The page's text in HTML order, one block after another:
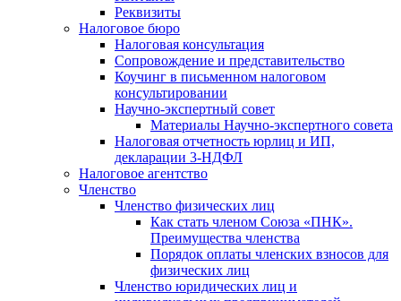
Реквизиты
Налоговое бюро
Налоговая консультация
Cопровождение и представительство
Коучинг в письменном налоговом
консультировании
Научно-экспертный совет
Материалы Научно-экспертного совета
Налоговая отчетность юрлиц и ИП,
декларации 3-НДФЛ
Налоговое агентство
Членство
Членство физических лиц
Как стать членом Союза «ПНК».
Преимущества членства
Порядок оплаты членских взносов для
физических лиц
Членство юридических лиц и